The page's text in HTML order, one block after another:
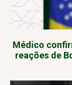
Médico
reações de